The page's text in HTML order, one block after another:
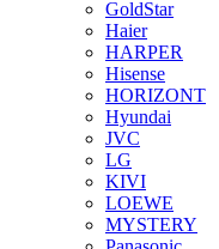
GoldStar
Haier
HARPER
Hisense
HORIZONT
Hyundai
JVC
LG
KIVI
LOEWE
MYSTERY